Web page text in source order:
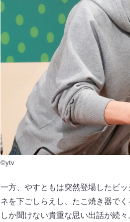
©ytv
一方、やすともは突然登場したビ
ネを下ごしらえし、たこ焼き器で
しか聞けない貴重な思い出話が続